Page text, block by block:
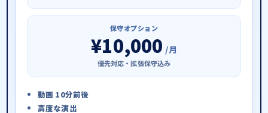
保守オプション
¥10,000 /月
優先対応・拡張保守込み
動画 10分前後
高度な演出